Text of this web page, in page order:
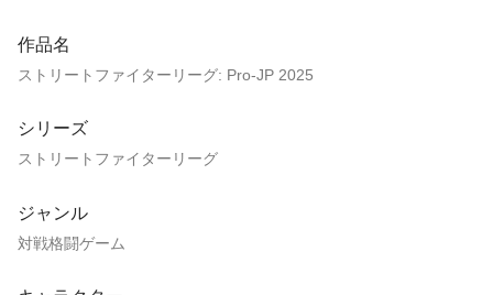
作品名
ストリートファイターリーグ: Pro-JP 2025
シリーズ
ストリートファイターリーグ
ジャンル
対戦格闘ゲーム